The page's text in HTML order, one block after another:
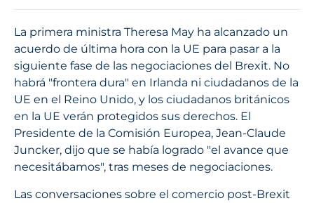
La primera ministra Theresa May ha alcanzado un
acuerdo de última hora con la UE para pasar a la
siguiente fase de las negociaciones del Brexit. No
habrá "frontera dura" en Irlanda ni ciudadanos de la
UE en el Reino Unido, y los ciudadanos británicos
en la UE verán protegidos sus derechos. El
Presidente de la Comisión Europea, Jean-Claude
Juncker, dijo que se había logrado "el avance que
necesitábamos", tras meses de negociaciones.
Las conversaciones sobre el comercio post-Brexit